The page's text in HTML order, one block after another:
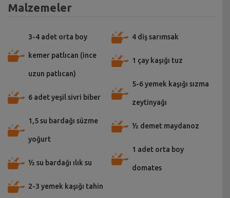
Malzemeler
3-4 adet orta boy
kemer patlıcan (ince
uzun patlıcan)
6 adet yeşil sivri biber
1,5 su bardağı süzme
yoğurt
½ su bardağı ılık su
2-3 yemek kaşığı tahin
4 diş sarımsak
1 çay kaşığı tuz
5-6 yemek kaşığı sızma
zeytinyağı
½ demet maydanoz
1 adet orta boy
domates